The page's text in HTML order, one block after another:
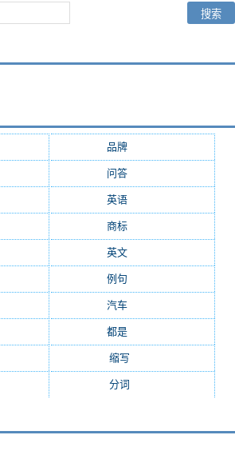
品牌(7684)
问答(4756)
英语(2362)
商标(2139)
英文(2103)
例句
汽车(1162)
都是(1077)
缩写
分词